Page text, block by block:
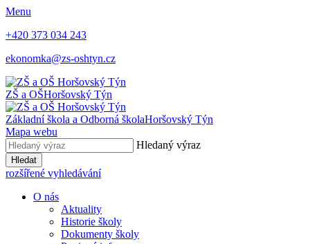
Menu
+420 373 034 243
ekonomka@zs-oshtyn.cz
ZŠ a OŠHoršovský Týn
Základní škola a Odborná školaHoršovský Týn
Mapa webu
Hledaný výraz
Hledat
rozšířené vyhledávání
O nás
Aktuality
Historie školy
Dokumenty školy